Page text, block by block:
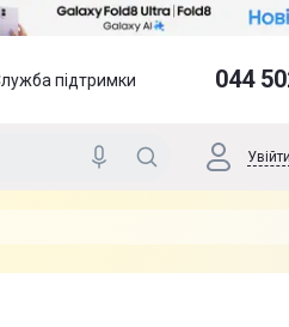
підтримки 044
Увійти